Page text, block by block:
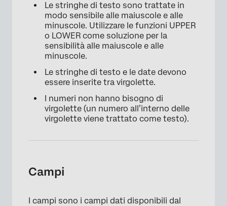
Le stringhe di testo sono trattate in
modo sensibile alle maiuscole e alle
minuscole. Utilizzare le funzioni UPPER
o LOWER come soluzione per la
sensibilità alle maiuscole e alle
minuscole.
Le stringhe di testo e le date devono
essere inserite tra virgolette.
I numeri non hanno bisogno di
virgolette (un numero all’interno delle
virgolette viene trattato come testo).
Campi
I campi sono i campi dati disponibili dal